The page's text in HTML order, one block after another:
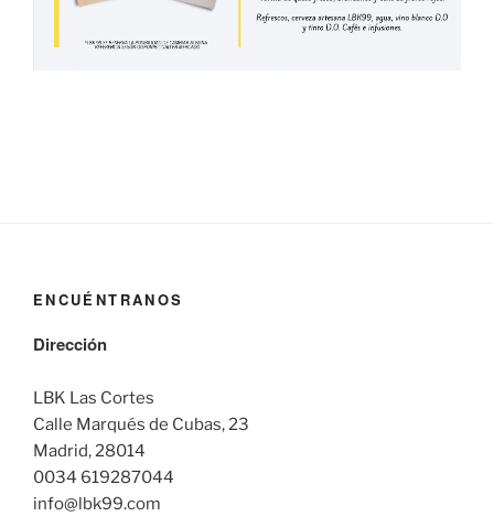
ENCUÉNTRANOS
Dirección
LBK Las Cortes
Calle Marqués de Cubas, 23
Madrid, 28014
0034 619287044
info@lbk99.com